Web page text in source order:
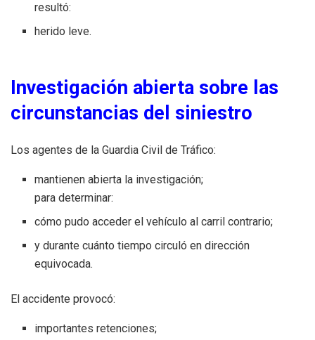
resultó:
herido leve.
Investigación abierta sobre las
circunstancias del siniestro
Los agentes de la Guardia Civil de Tráfico:
mantienen abierta la investigación;
para determinar:
cómo pudo acceder el vehículo al carril contrario;
y durante cuánto tiempo circuló en dirección
equivocada.
El accidente provocó:
importantes retenciones;